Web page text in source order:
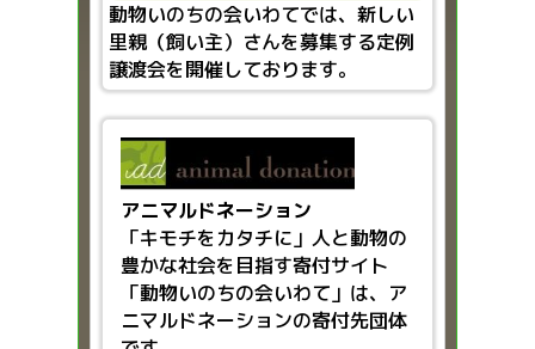
動物いのちの会いわてでは、新しい
里親（飼い主）さんを募集する定例
譲渡会を開催しております。
アニマルドネーション
「キモチをカタチに」人と動物の
豊かな社会を目指す寄付サイト
「動物いのちの会いわて」は、ア
ニマルドネーションの寄付先団体